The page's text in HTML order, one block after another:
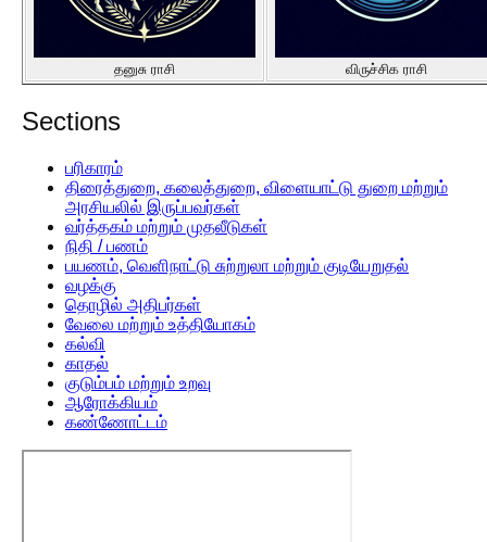
தனுசு ராசி விருச்சிக ராசி
Sections
பரிகாரம்
திரைத்துறை, கலைத்துறை, விளையாட்டு துறை மற்றும்
அரசியலில் இருப்பவர்கள்
வர்த்தகம் மற்றும் முதலீடுகள்
நிதி / பணம்
பயணம், வெளிநாட்டு சுற்றுலா மற்றும் குடியேறுதல்
வழக்கு
தொழில் அதிபர்கள்
வேலை மற்றும் உத்தியோகம்
கல்வி
காதல்
குடும்பம் மற்றும் உறவு
ஆரோக்கியம்
கண்ணோட்டம்